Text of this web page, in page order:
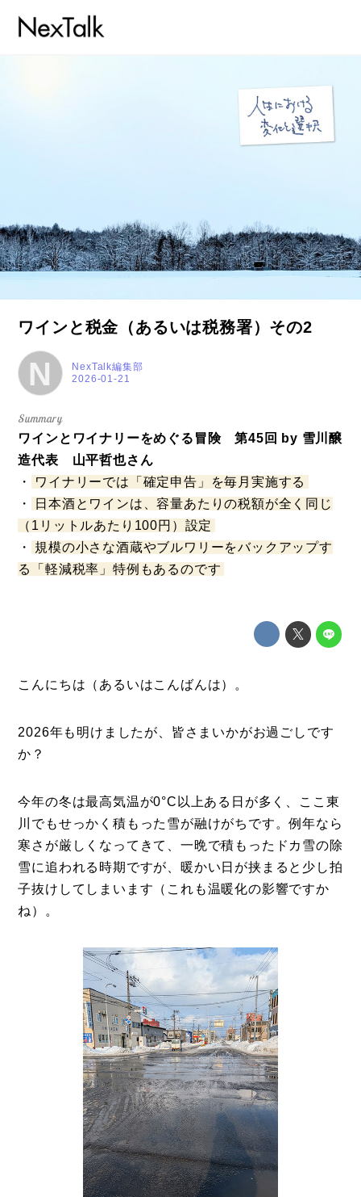
ワインと税金（あるいは税務署）その2
N 2026-01-21
NexTalk編集部
ワインとワイナリーをめぐる冒険 第45回 by 雪川醸
造代表 山平哲也さん
・
ワイナリーでは「確定申告」を毎月実施する
・
日本酒とワインは、容量あたりの税額が全く同じ
（1リットルあたり100円）設定
・
規模の小さな酒蔵やブルワリーをバックアップす
る「軽減税率」特例もあるのです
こんにちは（あるいはこんばんは）。
2026年も明けましたが、皆さまいかがお過ごしです
か？
今年の冬は最高気温が0°C以上ある日が多く、ここ東
川でもせっかく積もった雪が融けがちです。例年なら
寒さが厳しくなってきて、一晩で積もったドカ雪の除
雪に追われる時期ですが、暖かい日が挟まると少し拍
子抜けしてしまいます（これも温暖化の影響ですか
ね）。